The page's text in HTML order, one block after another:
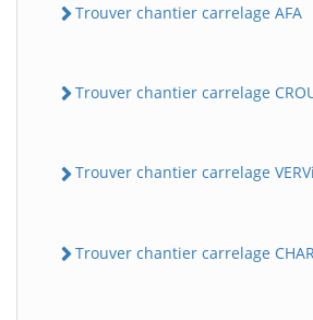
Trouver chantier carrelage AFA
Trouver chantier carrelage
Trouver chantier carrelage
Trouver chantier carrelage